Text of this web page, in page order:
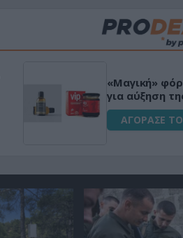
«Μαγική»
για αύξηση
ΑΓΟΡΑΣΕ ΤΟ